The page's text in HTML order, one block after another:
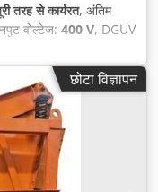
तरह से कार्यरत, अंतिम
वोल्टेज: 400 V, DGUV
, इलेक्ट्रिकल फ्यूज:16
छोटा विज्ञापन